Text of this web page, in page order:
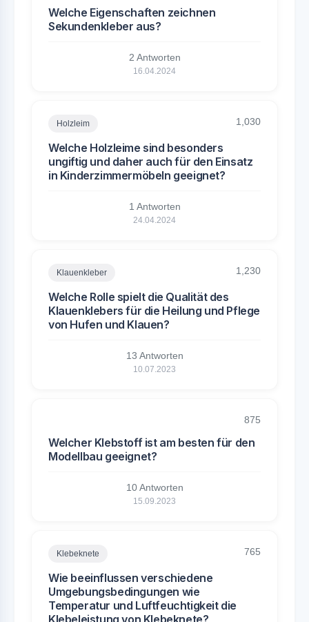
Welche Eigenschaften zeichnen
Sekundenkleber aus?
2 Antworten
16.04.2024
Holzleim 1,030
Welche Holzleime sind besonders
ungiftig und daher auch für den Einsatz
in Kinderzimmermöbeln geeignet?
1 Antworten
24.04.2024
Klauenkleber 1,230
Welche Rolle spielt die Qualität des
Klauenklebers für die Heilung und Pflege
von Hufen und Klauen?
13 Antworten
10.07.2023
875
Welcher Klebstoff ist am besten für den
Modellbau geeignet?
10 Antworten
15.09.2023
Klebeknete 765
Wie beeinflussen verschiedene
Umgebungsbedingungen wie
Temperatur und Luftfeuchtigkeit die
Klebeleistung von Klebeknete?